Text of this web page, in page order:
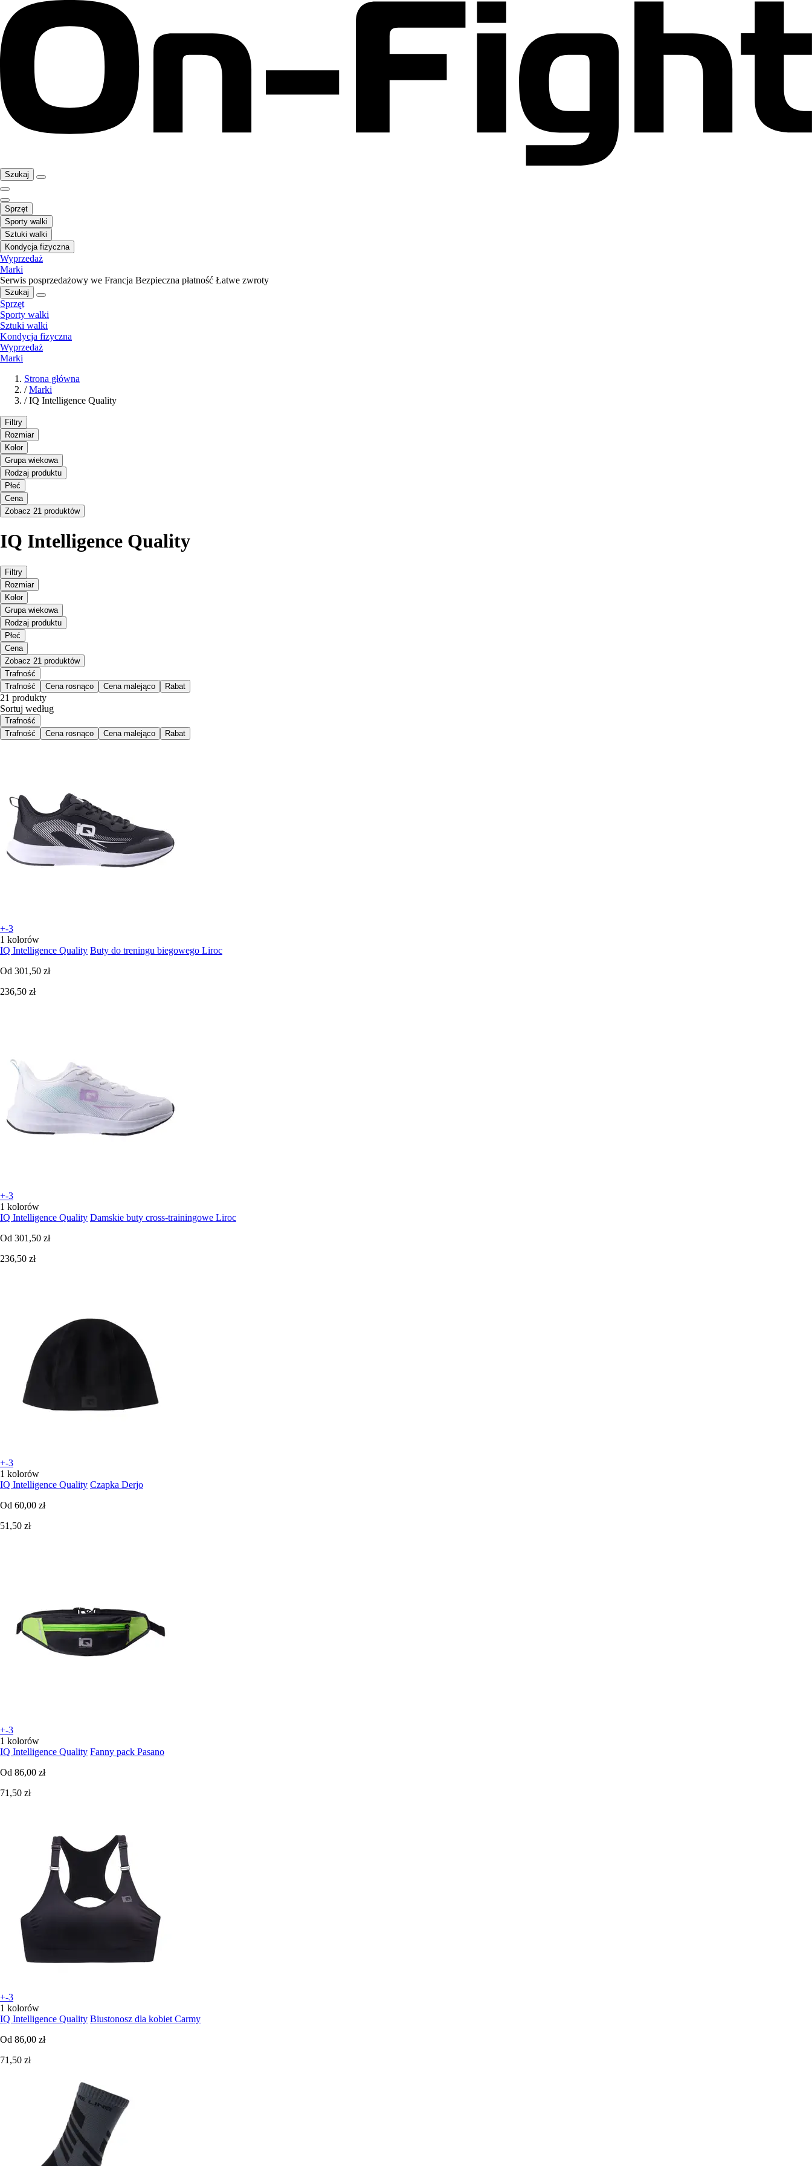
Szukaj
Sprzęt
Sporty walki
Sztuki walki
Kondycja fizyczna
Wyprzedaż
Marki
Serwis posprzedażowy we Francja Bezpieczna płatność Łatwe zwroty
Szukaj
Sprzęt
Sporty walki
Sztuki walki
Kondycja fizyczna
Wyprzedaż
Marki
Strona główna
/ Marki
/ IQ Intelligence Quality
Filtry
Rozmiar
Kolor
Grupa wiekowa
Rodzaj produktu
Płeć
Cena
Zobacz 21 produktów
IQ Intelligence Quality
Filtry
Rozmiar
Kolor
Grupa wiekowa
Rodzaj produktu
Płeć
Cena
Zobacz 21 produktów
Trafność
Trafność
Cena rosnąco Cena malejąco Rabat
21 produkty
Sortuj według
Trafność
Trafność
Cena rosnąco Cena malejąco Rabat
+-3
1 kolorów
IQ Intelligence Quality Buty do treningu biegowego Liroc
Od 301,50 zł
236,50 zł
+-3
1 kolorów
IQ Intelligence Quality Damskie buty cross-trainingowe Liroc
Od 301,50 zł
236,50 zł
+-3
1 kolorów
IQ Intelligence Quality Czapka Derjo
Od 60,00 zł
51,50 zł
+-3
1 kolorów
IQ Intelligence Quality Fanny pack Pasano
Od 86,00 zł
71,50 zł
+-3
1 kolorów
IQ Intelligence Quality Biustonosz dla kobiet Carmy
Od 86,00 zł
71,50 zł